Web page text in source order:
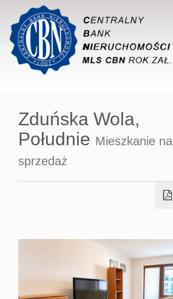
Zduńska Wola,
Południe Mieszkanie na
sprzedaż
−